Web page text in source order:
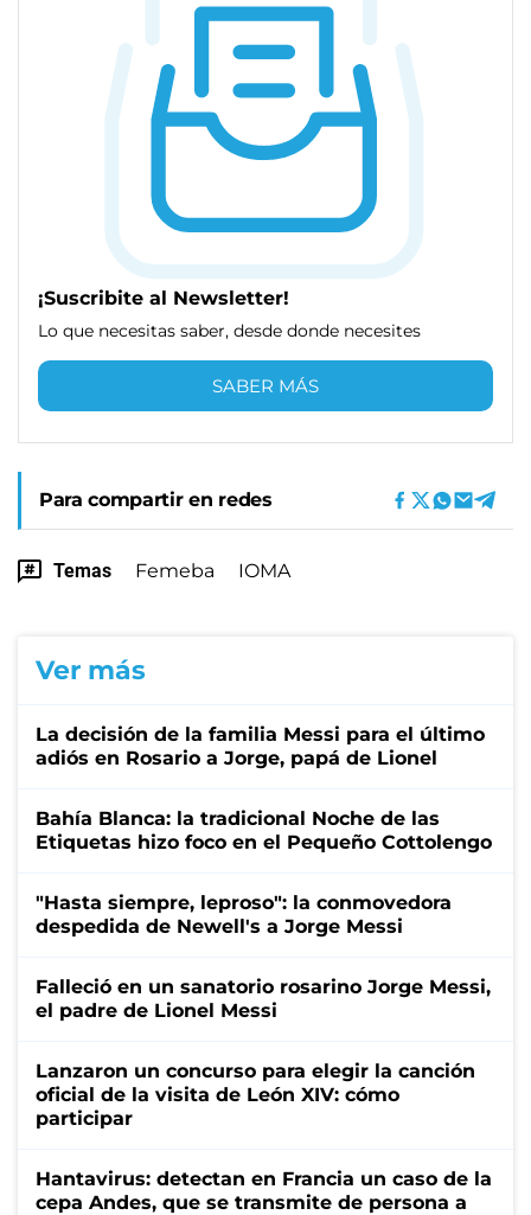
¡Suscribite al Newsletter!
Lo que necesitas saber, desde donde necesites
SABER MÁS
Para compartir en redes
Temas Femeba IOMA
Ver más
La decisión de la familia Messi para el último
adiós en Rosario a Jorge, papá de Lionel
Bahía Blanca: la tradicional Noche de las
Etiquetas hizo foco en el Pequeño Cottolengo
"Hasta siempre, leproso": la conmovedora
despedida de Newell's a Jorge Messi
Falleció en un sanatorio rosarino Jorge Messi,
el padre de Lionel Messi
Lanzaron un concurso para elegir la canción
oficial de la visita de León XIV: cómo
participar
Hantavirus: detectan en Francia un caso de la
cepa Andes, que se transmite de persona a